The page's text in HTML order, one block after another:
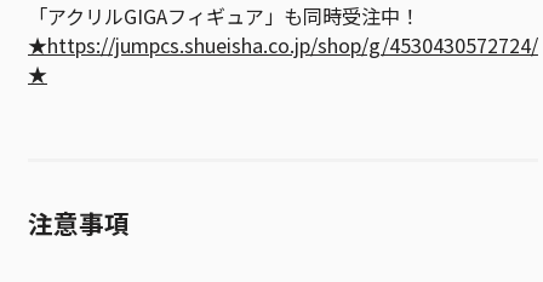
「アクリルGIGAフィギュア」も同時受注中！
★https://jumpcs.shueisha.co.jp/shop/g/4530430572724/
★
注意事項